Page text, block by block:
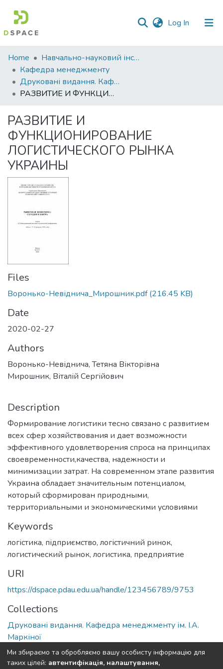
Log In (current)
Communities
&
Collections
Statistics
Home
Навчально-науковий інститут економіки, управління, права та інформаційних технологій
Кафедра менеджменту
Друковані видання. Кафедра менеджменту ім. І.А. Маркіної
РАЗВИТИЕ И ФУНКЦИОНИРОВАНИЕ ЛОГИСТИЧЕСКОГО РЫНКА УКРАИНЫ
РАЗВИТИЕ И
ФУНКЦИОНИРОВАНИЕ
ЛОГИСТИЧЕСКОГО РЫНКА
УКРАИНЫ
Files
Воронько-Невіднича_Мирошник.pdf(216.45 KB)
Date
2020-02-27
Authors
Воронько-Невіднича, Тетяна Вікторівна
Мирошник, Віталій Сергійович
Description
Формирование логистики тесно связано с развитием
всех сфер хозяйствования и дает возможности
эффективного удовлетворения спроса на принципах
своевременности,качества, надежности и
минимизации затрат. На современном этапе развития
Украина обладает значительным потенциалом,
который сформирован природными,
территориальными и экономическими условиями
Keywords
логістика, підприємство, логістичний ринок,
логистический рынок, логистика, предприятие
URI
https://dspace.pdau.edu.ua/handle/123456789/9753
Collections
Друковані видання. Кафедра менеджменту ім. І.А.
Маркіної
Full item page
Ми збираємо та обробляємо вашу особисту інформацію для
таких цілей: автентифікація, налаштування,